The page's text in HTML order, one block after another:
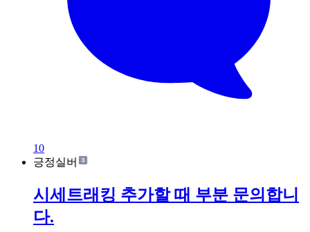
10
긍정실버
시세트래킹 추가할 때 부분 문의합니
다.